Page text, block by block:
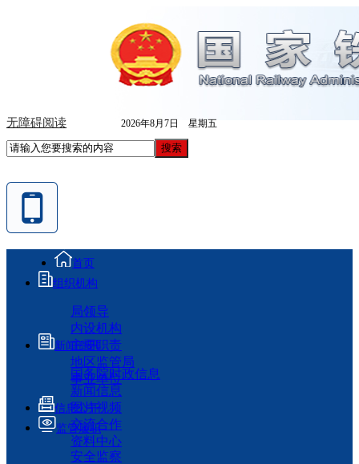
无障碍阅读 2026年8月7日 星期五
首页
组织机构
局领导
内设机构
主要职责
地区监管局
事业单位
新闻资讯
国务院时政信息
新闻信息
图片视频
交流合作
资料中心
信息公开
监管履职
安全监察